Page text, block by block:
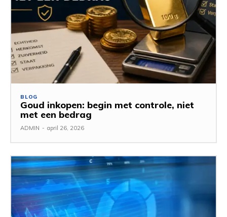
BLOG
Goud inkopen: begin met controle, niet
met een bedrag
ADMIN - april 26, 2026